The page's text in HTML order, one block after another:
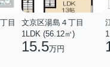
目
文京区湯島４丁目
1LDK (56.12㎡)
15.5万円